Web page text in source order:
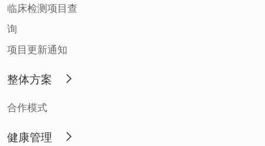
临床检测项目查
询
项目更新通知
整体方案
合作模式
健康管理